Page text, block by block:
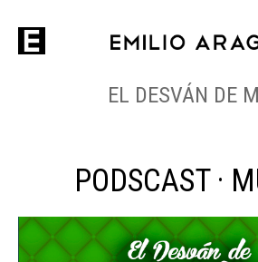
EL DESVÁN DE
PODSCAST ·